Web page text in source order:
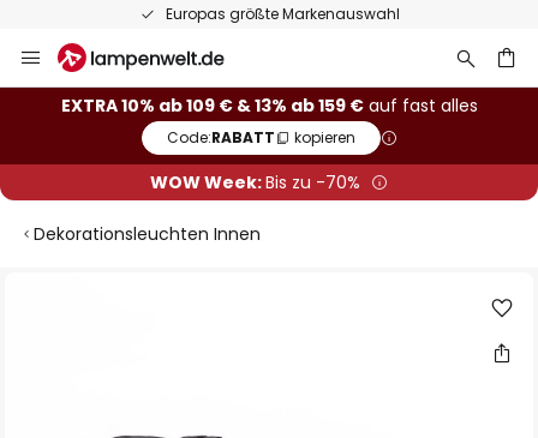
Europas größte Markenauswahl
Inhalt
springen
EXTRA 10% ab 109 € & 13% ab 159 €auf fast alles
Code:RABATT kopieren
WOW Week:Bis zu -70%
Dekorationsleuchten Innen